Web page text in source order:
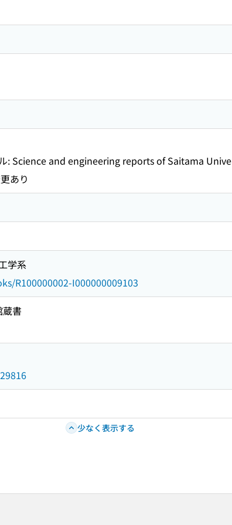
: Science and engineering reports of Saitama
あり
学系
R100000002-I000000009103
書
少なく表示する